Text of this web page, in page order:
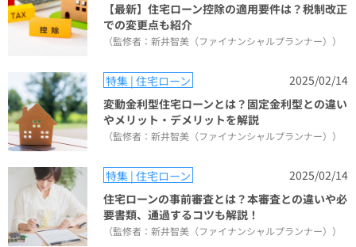
【最新】住宅ローン控除の適用要件は？税制改正
での変更点も紹介
（監修者：新井智美（ファイナンシャルプランナー））
特集 | 住宅ローン
2025/02/14
変動金利型住宅ローンとは？固定金利型との違い
やメリット・デメリットを解説
（監修者：新井智美（ファイナンシャルプランナー））
特集 | 住宅ローン
2025/02/14
住宅ローンの事前審査とは？本審査との違いや必
要書類、通過するコツも解説！
（監修者：新井智美（ファイナンシャルプランナー））